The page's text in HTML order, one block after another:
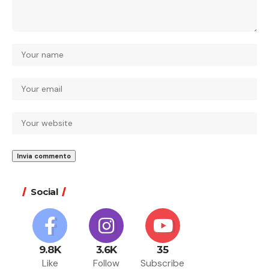
Social
9.8K
Like
3.6K
Follow
35
Subscribe